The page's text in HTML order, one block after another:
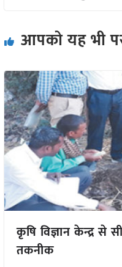
आपको यह भी
कृषि विज्ञान केन्द्र
तकनीक